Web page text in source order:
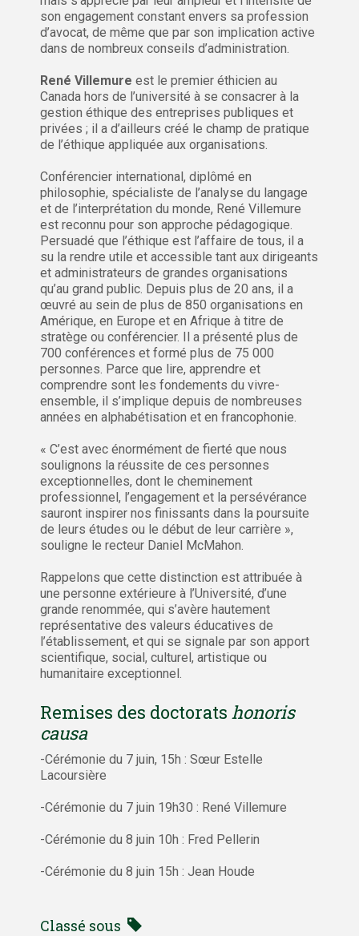
son engagement constant envers sa profession
d’avocat, de même que par son implication active
dans de nombreux conseils d’administration.
René Villemure est le premier éthicien au
Canada hors de l’université à se consacrer à la
gestion éthique des entreprises publiques et
privées ; il a d’ailleurs créé le champ de pratique
de l’éthique appliquée aux organisations.
Conférencier international, diplômé en
philosophie, spécialiste de l’analyse du langage
et de l’interprétation du monde, René Villemure
est reconnu pour son approche pédagogique.
Persuadé que l’éthique est l’affaire de tous, il a
su la rendre utile et accessible tant aux dirigeants
et administrateurs de grandes organisations
qu’au grand public. Depuis plus de 20 ans, il a
œuvré au sein de plus de 850 organisations en
Amérique, en Europe et en Afrique à titre de
stratège ou conférencier. Il a présenté plus de
700 conférences et formé plus de 75 000
personnes. Parce que lire, apprendre et
comprendre sont les fondements du vivre-
ensemble, il s’implique depuis de nombreuses
années en alphabétisation et en francophonie.
« C’est avec énormément de fierté que nous
soulignons la réussite de ces personnes
exceptionnelles, dont le cheminement
professionnel, l’engagement et la persévérance
sauront inspirer nos finissants dans la poursuite
de leurs études ou le début de leur carrière »,
souligne le recteur Daniel McMahon.
Rappelons que cette distinction est attribuée à
une personne extérieure à l’Université, d’une
grande renommée, qui s’avère hautement
représentative des valeurs éducatives de
l’établissement, et qui se signale par son apport
scientifique, social, culturel, artistique ou
humanitaire exceptionnel.
Remises des doctorats honoris
causa
-Cérémonie du 7 juin, 15h : Sœur Estelle
Lacoursière
-Cérémonie du 7 juin 19h30 : René Villemure
-Cérémonie du 8 juin 10h : Fred Pellerin
-Cérémonie du 8 juin 15h : Jean Houde
Classé sous